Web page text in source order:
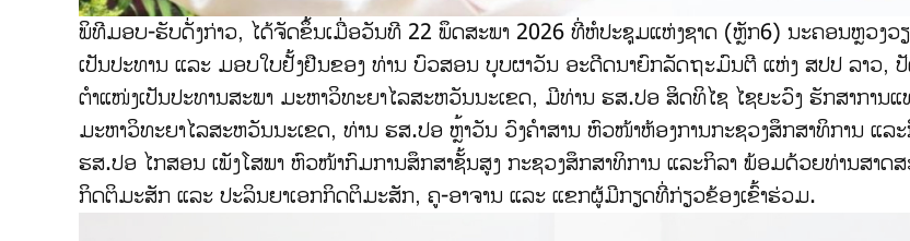
ພິທີມອບ-ຮັບດັ່ງກ່າວ, ໄດ້ຈັດຂຶ້ນເມື່ອວັນທີ 22 ພຶດສະພາ 2026 ທີ່ຫໍປະຊຸມແຫ່ງຊາດ (ຫຼັກ6) ນະຄອນຫຼວງວ
ເປັນປະທານ ແລະ ມອບໃບຢັ້ງຢືນຂອງ ທ່ານ ບົວສອນ ບຸບຜາວັນ ອະດີດນາຍົກລັດຖະມົນຕີ ແຫ່ງ ສປປ ລາວ,
ຕຳແໜ່ງເປັນປະທານສະພາ ມະຫາວິທະຍາໄລສະຫວັນນະເຂດ, ມີທ່ານ ຮສ.ປອ ສິດທິໄຊ ໄຊຍະວົງ ຮັກສາການ
ມະຫາວິທະຍາໄລສະຫວັນນະເຂດ, ທ່ານ ຮສ.ປອ ຫຼ້າວັນ ວົງຄໍາສານ ຫົວໜ້າຫ້ອງການກະຊວງສຶກສາທິການ ແລ
ຮສ.ປອ ໄກສອນ ເພັງໂສພາ ຫົວໜ້າກົມການສຶກສາຊັ້ນສູງ ກະຊວງສຶກສາທິການ ແລະກິລາ ພ້ອມດ້ວຍທ່ານສາດສ
ກິດຕິມະສັກ ແລະ ປະລິນຍາເອກກິດຕິມະສັກ, ຄູ-ອາຈານ ແລະ ແຂກຜູ້ມີກຽດທີ່ກ່ຽວຂ້ອງເຂົ້າຮ່ວມ.